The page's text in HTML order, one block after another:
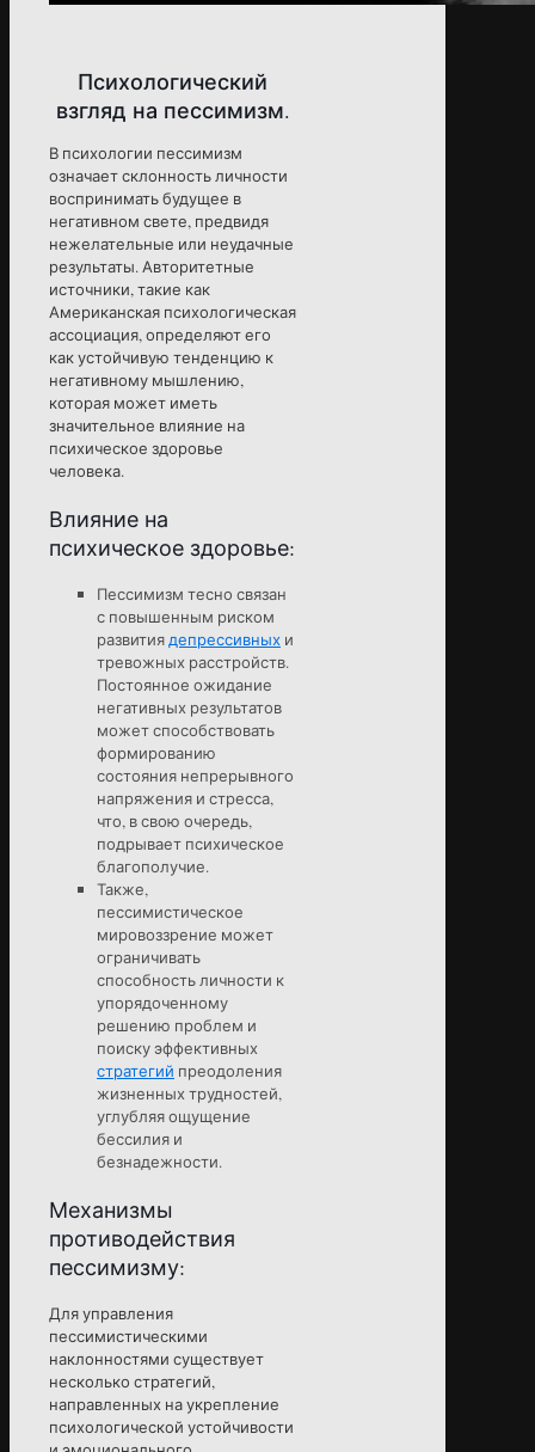
Психологический
взгляд на пессимизм.
В психологии пессимизм
означает склонность личности
воспринимать будущее в
негативном свете, предвидя
нежелательные или неудачные
результаты. Авторитетные
источники, такие как
Американская психологическая
ассоциация, определяют его
как устойчивую тенденцию к
негативному мышлению,
которая может иметь
значительное влияние на
психическое здоровье
человека.
Влияние на
психическое здоровье:
Пессимизм тесно связан
с повышенным риском
развитиядепрессивных и
тревожных расстройств.
Постоянное ожидание
негативных результатов
может способствовать
формированию
состояния непрерывного
напряжения и стресса,
что, в свою очередь,
подрывает психическое
благополучие.
Также,
пессимистическое
мировоззрение может
ограничивать
способность личности к
упорядоченному
решению проблем и
поиску эффективных
стратегий преодоления
жизненных трудностей,
углубляя ощущение
бессилия и
безнадежности.
Механизмы
противодействия
пессимизму:
Для управления
пессимистическими
наклонностями существует
несколько стратегий,
направленных на укрепление
психологической устойчивости